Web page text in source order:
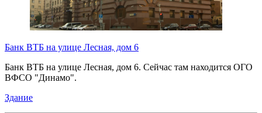
Банк ВТБ на улице Лесная, дом 6
Банк ВТБ на улице Лесная, дом 6. Сейчас там находится ОГО
ВФСО "Динамо".
Здание